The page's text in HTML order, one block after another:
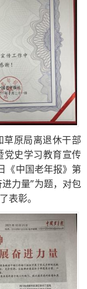
原局离退休干部
党史学习教育宣传
《中国老年报》第
力量”为题，对包
表彰。